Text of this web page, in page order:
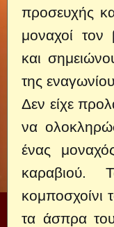
προσευχής
μοναχοί τον
και
της
Δεν είχε
να
ένας
κομποσχοίνι
τα άσπρα